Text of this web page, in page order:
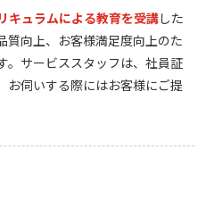
キュラムによる教育を受講した
質向上、お客様満足度向上のた
。サービススタッフは、社員証
お伺いする際にはお客様にご提